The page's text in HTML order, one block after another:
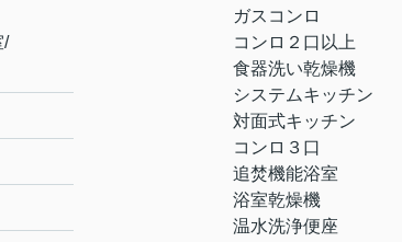
/
ガスコンロ
コンロ２口以上
食器洗い乾燥機
システムキッチン
対面式キッチン
コンロ３口
追焚機能浴室
浴室乾燥機
温水洗浄便座